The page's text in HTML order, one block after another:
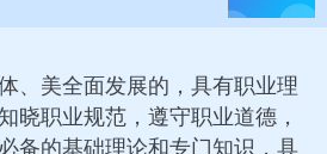
、美全面发展的，具有职业理
晓职业规范，遵守职业道德，
备的基础理论和专门知识，具